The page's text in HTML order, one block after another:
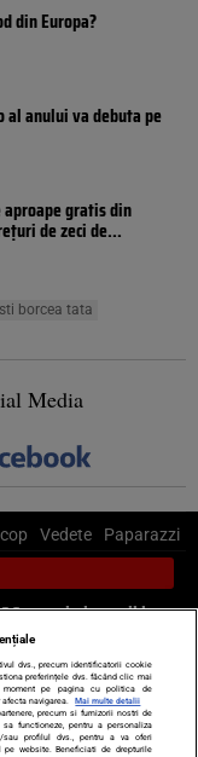
din Europa?
al anului va debuta pe
gratis din
de zeci de...
borcea tata
Media
Vedete Paparazzi
sau trimite mail la
Politică
de vise
LIFE STYLE
dvs., precum identificatorii cookie
preferințele dvs. făcând clic mai
pe pagina cu politica de
navigarea.
Mai multe detalii
precum si furnizorii nostri de
functioneze, pentru a personaliza
profilul dvs., pentru a va oferi
website. Beneficiati de drepturile